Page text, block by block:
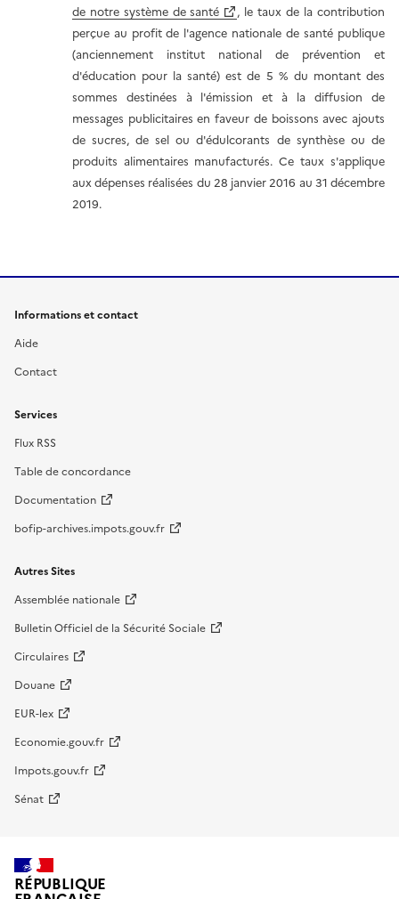
de notre système de santé
, le taux de la contribution
perçue au profit de l'agence nationale de santé publique
(anciennement institut national de prévention et
d'éducation pour la santé) est de 5 % du montant des
sommes destinées à l'émission et à la diffusion de
messages publicitaires en faveur de boissons avec ajouts
de sucres, de sel ou d'édulcorants de synthèse ou de
produits alimentaires manufacturés. Ce taux s'applique
aux dépenses réalisées du 28 janvier 2016 au 31 décembre
2019.
Informations et contact
Aide
Contact
Services
Flux RSS
Table de concordance
Documentation
bofip-archives.impots.gouv.fr
Autres Sites
Assemblée nationale
Bulletin Officiel de la Sécurité Sociale
Circulaires
Douane
EUR-lex
Economie.gouv.fr
Impots.gouv.fr
Sénat
RÉPUBLIQUE